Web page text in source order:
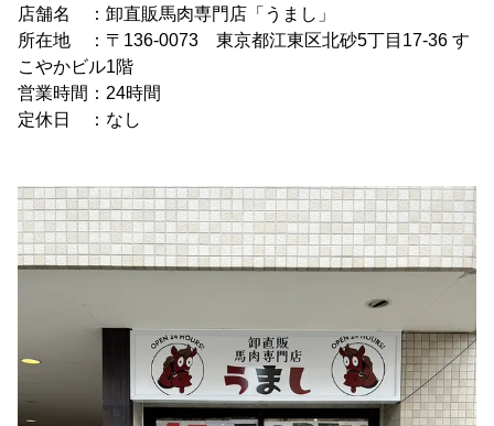
店舗名 ：卸直販馬肉専門店「うまし」
所在地 ：〒136-0073 東京都江東区北砂5丁目17-36 す
こやかビル1階
営業時間：24時間
定休日 ：なし